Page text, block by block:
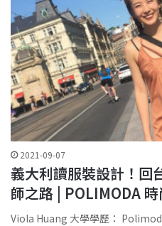
2021-09-07
義大利讀服裝設計！回
師之路 | POLIMODA
Viola Huang 大學學歷：